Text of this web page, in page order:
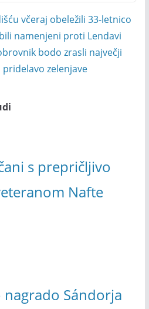
včeraj obeležili 33-letnico
namenjeni proti Lendavi
bodo zrasli največji
zelenjave
s prepričljivo
Nafte
nagrado Sándorja